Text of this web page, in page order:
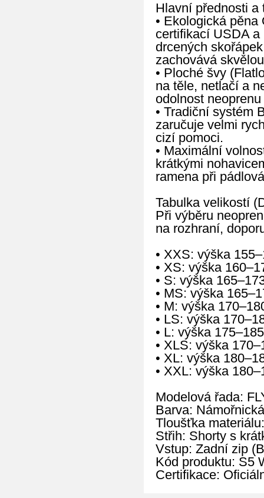
Hlavní přednosti a
• Ekologická
certifikací USDA
drcených
zachovává
• Ploché švy
na těle, netlačí a
odolnost
• Tradiční systém
zaručuje velmi
cizí pomoci.
• Maximální
krátkými
ramena při
Tabulka velikostí
Při výběru
na rozhraní,
• XXS: výška
• XS: výška
• S: výška
• MS: výška
• M: výška
• LS: výška
• L: výška
• XLS: výška
• XL: výška
• XXL: výška
Modelová řada:
Barva:
Tloušťka
Střih: Shorty s
Vstup: Zadní zip
Kód produktu: S5
Certifikace: